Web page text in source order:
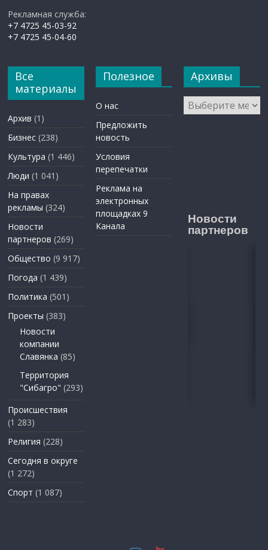
Рекламная служба:
+7 4725 45-03-92
+7 4725 45-04-60
Все
материалы
Архив (1)
Бизнес (238)
Культура (1 446)
Люди (1 041)
На правах
рекламы (324)
Новости
партнеров (269)
Общество (9 917)
Погода (1 439)
Политика (501)
Проекты (383)
Новости
компании
Славянка (85)
Территория
"Сибагро" (293)
Происшествия
(1 283)
Религия (228)
Сегодня в округе
(1 272)
Спорт (1 087)
Полезное
О нас
Предложить
новость
Условия
перепечатки
Реклама на
электронных
площадках 9
Канала
Архивы
Архивы
Новости
партнеров